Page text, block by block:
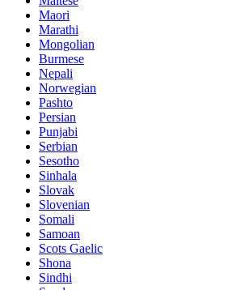
Maori
Marathi
Mongolian
Burmese
Nepali
Norwegian
Pashto
Persian
Punjabi
Serbian
Sesotho
Sinhala
Slovak
Slovenian
Somali
Samoan
Scots Gaelic
Shona
Sindhi